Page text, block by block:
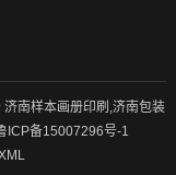
济南样本画册印刷 ,济南包装
ICP备15007296号-1